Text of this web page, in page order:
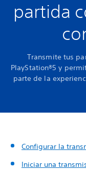
partida
Transmite tus
PlayStation®5 y
parte de la
Configurar la
Iniciar una